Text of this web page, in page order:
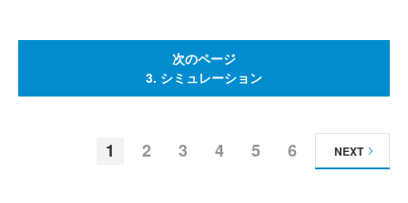
次のページ
3. シミュレーション
1 2 3 4 5 6 NEXT